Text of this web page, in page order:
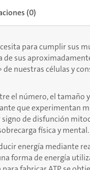
(0)
para cumplir sus
de sus
nuestras células y
el número, el tamaño
que experimentan
de disfunción
física y mental.
energía mediante
forma de energía